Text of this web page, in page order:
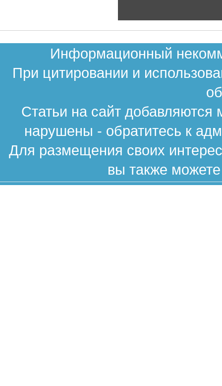
Информационный
При цитировании и
Статьи на сайт
нарушены - обратитесь к
Для размещения своих
вы также